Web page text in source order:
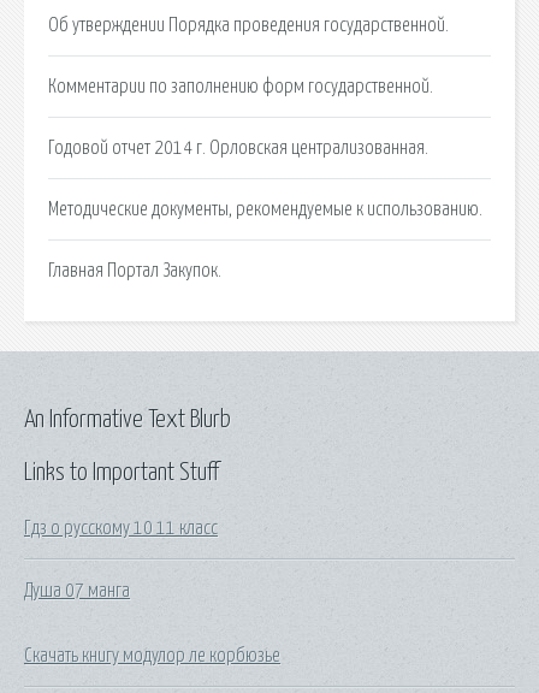
Об утверждении Порядка проведения государственной.
Комментарии по заполнению форм государственной.
Годовой отчет 2014 г. Орловская централизованная.
Методические документы, рекомендуемые к использованию.
Главная Портал Закупок.
Links to Important Stuff
Гдз о русскому 10 11 класс
Душа 07 манга
Скачать книгу модулор ле корбюзье
An Informative Text Blurb